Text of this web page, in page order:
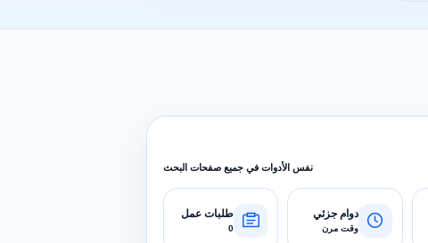
نفس الأدوات في جميع صفحات البحث
دوام جزئي
وقت مرن
طلبات عمل
0